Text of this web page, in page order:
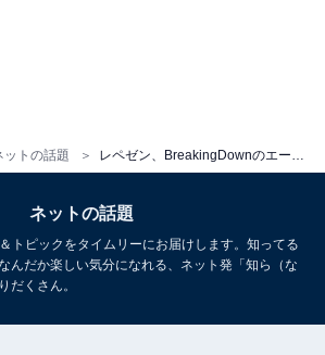
ットの話題
ネットの話題
トピックをタイムリーにお届けします。知ってる
んだか楽しい気分になれる、ネット発「知ら（な
だくさん。